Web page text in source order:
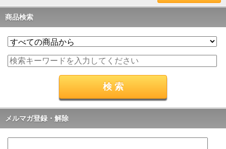
商品検索
メルマガ登録・解除